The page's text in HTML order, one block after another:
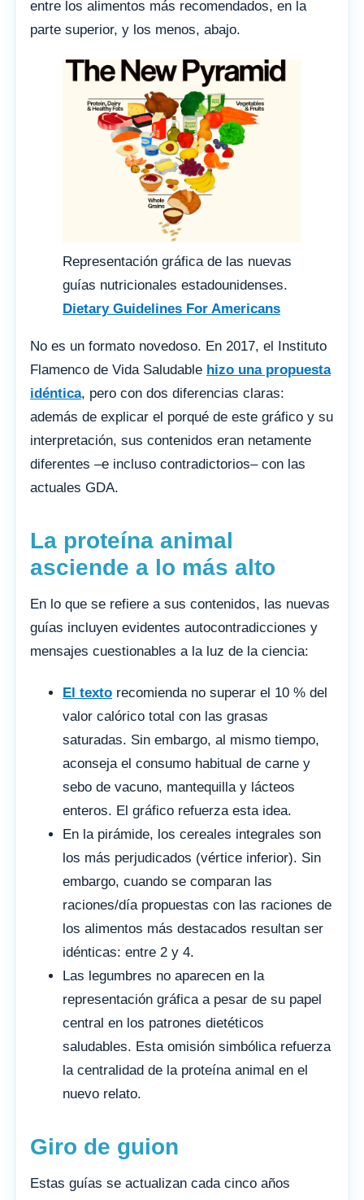
entre los alimentos más recomendados, en la
parte superior, y los menos, abajo.
Representación gráfica de las nuevas
guías nutricionales estadounidenses.
Dietary Guidelines For Americans
No es un formato novedoso. En 2017, el Instituto
Flamenco de Vida Saludable hizo una propuesta
idéntica, pero con dos diferencias claras:
además de explicar el porqué de este gráfico y su
interpretación, sus contenidos eran netamente
diferentes –e incluso contradictorios– con las
actuales GDA.
La proteína animal
asciende a lo más alto
En lo que se refiere a sus contenidos, las nuevas
guías incluyen evidentes autocontradicciones y
mensajes cuestionables a la luz de la ciencia:
El texto recomienda no superar el 10 % del
valor calórico total con las grasas
saturadas. Sin embargo, al mismo tiempo,
aconseja el consumo habitual de carne y
sebo de vacuno, mantequilla y lácteos
enteros. El gráfico refuerza esta idea.
En la pirámide, los cereales integrales son
los más perjudicados (vértice inferior). Sin
embargo, cuando se comparan las
raciones/día propuestas con las raciones de
los alimentos más destacados resultan ser
idénticas: entre 2 y 4.
Las legumbres no aparecen en la
representación gráfica a pesar de su papel
central en los patrones dietéticos
saludables. Esta omisión simbólica refuerza
la centralidad de la proteína animal en el
nuevo relato.
Giro de guion
Estas guías se actualizan cada cinco años